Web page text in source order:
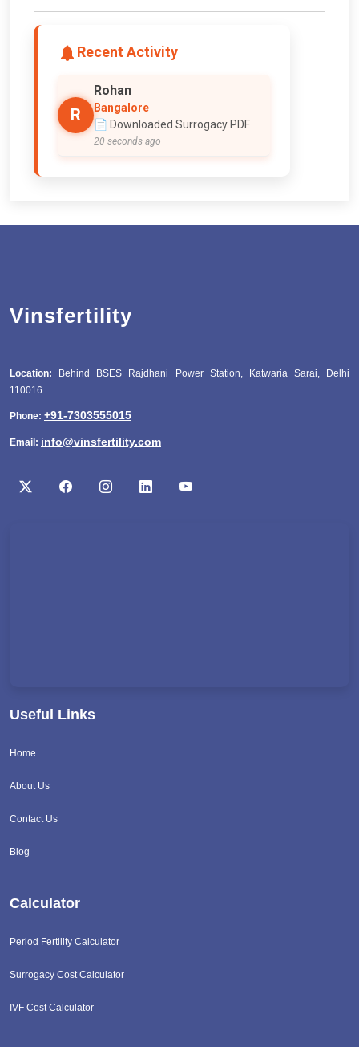
Recent Activity
R
Rohan
Bangalore
📄 Downloaded Surrogacy PDF
20 seconds ago
Vinsfertility
Location: Behind BSES Rajdhani Power Station, Katwaria Sarai, Delhi
110016
Phone: +91-7303555015
Email: info@vinsfertility.com
Useful Links
Home
About Us
Contact Us
Blog
Calculator
Period Fertility Calculator
Surrogacy Cost Calculator
IVF Cost Calculator